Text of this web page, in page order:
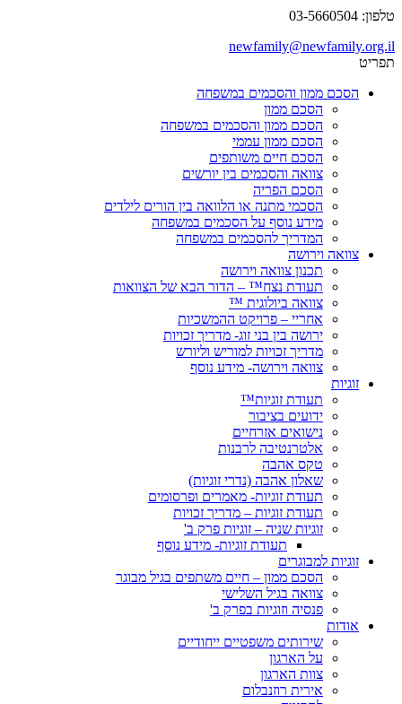
טלפון: 03-5660504
newfamily@newfamily.org.il
תפריט
הסכם ממון והסכמים במשפחה
הסכם ממון
הסכם ממון והסכמים במשפחה
הסכם ממון עממי
הסכם חיים משותפים
צוואה והסכמים בין יורשים
הסכם הפריה
הסכמי מתנה או הלוואה בין הורים לילדים
מידע נוסף על הסכמים במשפחה
המדריך להסכמים במשפחה
צוואה וירושה
תכנון צוואה וירושה
תעודת נצח™ – הדור הבא של הצוואות
צוואה ביולוגית ™
אחריי – פרויקט ההמשכיות
ירושה בין בני זוג- מדריך זכויות
מדריך זכויות למוריש וליורש
צוואה וירושה- מידע נוסף
זוגיות
תעודת זוגיות™
ידועים בציבור
נישואים אזרחיים
אלטרנטיבה לרבנות
טקס אהבה
שאלון אהבה (נדרי זוגיות)
תעודת זוגיות- מאמרים ופרסומים
תעודת זוגיות – מדריך זכויות
זוגיות שניה – זוגיות פרק ב'
תעודת זוגיות- מידע נוסף
זוגיות למבוגרים
הסכם ממון – חיים משתפים בגיל מבוגר
צוואה בגיל השלישי
פנסיה וזוגיות בפרק ב'
אודות
שירותים משפטיים ייחודיים
על הארגון
צוות הארגון
אירית רוזנבלום